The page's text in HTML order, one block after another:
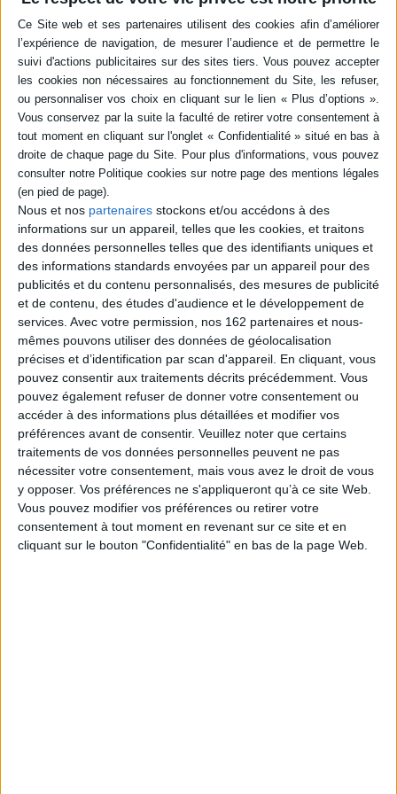
Nous et nos partenaires stockons et/ou accédons à des
informations sur un appareil, telles que les cookies, et traitons
des données personnelles telles que des identifiants uniques et
des informations standards envoyées par un appareil pour des
publicités et du contenu personnalisés, des mesures de publicité
et de contenu, des études d'audience et le développement de
services. Avec votre permission, nos 162 partenaires et nous-
mêmes pouvons utiliser des données de géolocalisation
précises et d’identification par scan d'appareil. En cliquant, vous
pouvez consentir aux traitements décrits précédemment. Vous
pouvez également refuser de donner votre consentement ou
accéder à des informations plus détaillées et modifier vos
préférences avant de consentir. Veuillez noter que certains
traitements de vos données personnelles peuvent ne pas
nécessiter votre consentement, mais vous avez le droit de vous
y opposer. Vos préférences ne s'appliqueront qu’à ce site Web.
Vous pouvez modifier vos préférences ou retirer votre
consentement à tout moment en revenant sur ce site et en
cliquant sur le bouton "Confidentialité" en bas de la page Web.
Red sands : un voyage culinaire à travers les
steppes de l'Asie centrale
Caroline Eden
Un voyage gastronomique à travers l'Asie
centrale, des rives de la mer Caspienne à la
vallée de Fergana. Le récit décrit des vies, des
villes et des paysages rarement évoqués,
éclairés par des recettes emblématiques.
©Electre 2026
Petits plats comme au Portugal : c'est meilleur
à la maison : en 30 minutes seulement
Auteur :Sandra Mahut
Éditeur :Marabout
Trente recettes portugaises parmi les plus
plébiscitées sur les réseaux sociaux,
accessibles et réalisées en peu d'étapes : poulet
piri piri, morue à la cantabrica, pasteis de nata,
entre autres. ©Electre 2026
7,50 €
Indisponible
Délices du Liban : 70 recettes gourmandes et
parfumées, élaborées avec amour
Auteur :
Maya Nuq-Barakat
Éditeur :Hachette Pratique
70 recettes de spécialités libanaises : purée
d'aubergines, houmous, feuilles de vigne
farcies, chawarma d'agneau, soupe de lentilles
ou encore kibbé. ©Electre 2026